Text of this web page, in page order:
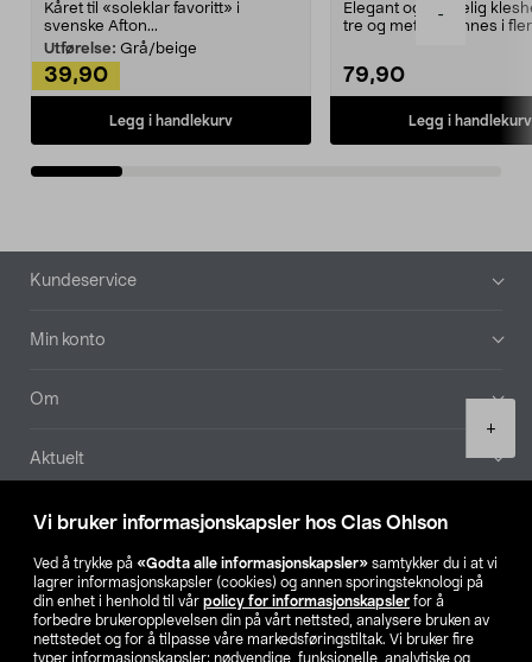
Vi bruker informasjonskapsler hos Clas Ohlson
Ved å trykke på «Godta alle informasjonskapsler» samtykker du i at vi
lagrer informasjonskapsler (cookies) og annen sporingsteknologi på
din enhet i henhold til vår policy for informasjonskapsler for å
forbedre brukeropplevelsen din på vårt nettsted, analysere bruken av
nettstedet og for å tilpasse våre markedsføringstiltak. Vi bruker fire
typer informasjonskapsler: nødvendige, funksjonelle, analytiske og
-
+
Kåret til «soleklar favoritt» i
svenske Afton...
Utførelse: Grå/beige
39,90
Legg i handlekurv
Elegant og skikkelig
tre og metall – finnes i
79,90
Legg i handlekurv
Bunntekst
Kundeservice
Min konto
Om
Aktuelt
Våre selskaper
Finn din butikk
SE NO FI